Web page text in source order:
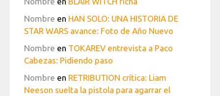
Nombre en HAN SOLO: UNA HISTORIA DE
STAR WARS avance: Foto de Año Nuevo
Nombre en TOKAREV entrevista a Paco
Cabezas: Pidiendo paso
Nombre en RETRIBUTION crítica: Liam
Neeson suelta la pistola para agarrar el